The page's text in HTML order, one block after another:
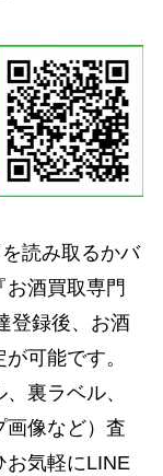
読み取るかバ
酒買取専門
登録後、お酒
可能です。
裏ラベル、
画像など）査
お気軽にLINE